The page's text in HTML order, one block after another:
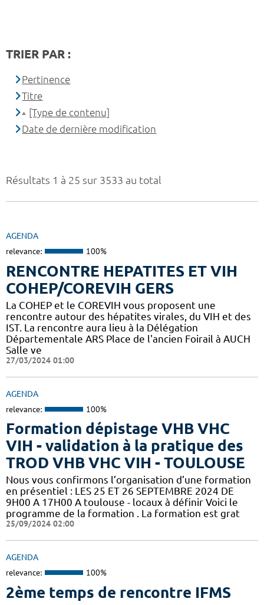
Résultats 1 à 25 sur 3533 au total
AGENDA
relevance: 100%
RENCONTRE HEPATITES ET VIH
COHEP/COREVIH GERS
La COHEP et le COREVIH vous proposent une
rencontre autour des hépatites virales, du VIH et des
IST. La rencontre aura lieu à la Délégation
Départementale ARS Place de l'ancien Foirail à AUCH
Salle ve
27/03/2024 01:00
AGENDA
relevance: 100%
Formation dépistage VHB VHC
VIH - validation à la pratique des
TROD VHB VHC VIH - TOULOUSE
Nous vous confirmons l’organisation d’une formation
en présentiel : LES 25 ET 26 SEPTEMBRE 2024 DE
9H00 A 17H00 A toulouse - locaux à définir Voici le
programme de la formation . La formation est grat
25/09/2024 02:00
AGENDA
relevance: 100%
2ème temps de rencontre IFMS
TRIER PAR :
Pertinence
Titre
[Type de contenu]
Date de dernière modification